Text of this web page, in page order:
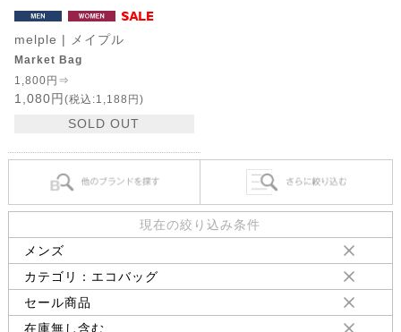
melple | メイプル
Market Bag
1,800円⇒
1,080円 (税込:1,188円)
SOLD OUT
現在の絞り込み条件
メンズ
カテゴリ：エコバッグ
セール商品
在庫無し含む